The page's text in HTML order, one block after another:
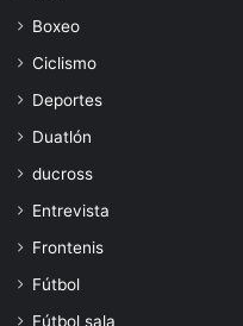
Boxeo
Ciclismo
Deportes
Duatlón
ducross
Entrevista
Frontenis
Fútbol
Fútbol sala